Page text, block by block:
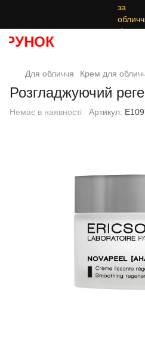
Для обличчя Крем для
Розгладжуючий
Немає в наявності Артикул: